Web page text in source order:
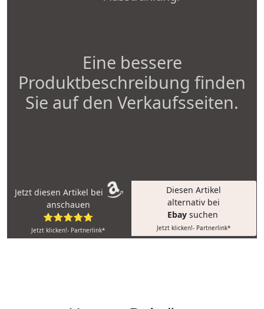
Eine bessere
Produktbeschreibung finden
Sie auf den Verkaufsseiten.
Jetzt diesen Artikel bei
anschauen
⭐⭐⭐⭐⭐
Jetzt klicken!- Partnerlink*
Diesen Artikel
alternativ bei
Ebay suchen
Jetzt klicken!- Partnerlink*